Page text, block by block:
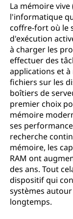
La mémoire vive
l'informatique
coffre-fort où le
d'exécution
à charger les
effectuer des
applications et à
fichiers sur les
boîtiers de
premier choix
mémoire
ses
recherche
mémoire, les
RAM ont
des ans. Tout
dispositif qui
systèmes
longtemps.